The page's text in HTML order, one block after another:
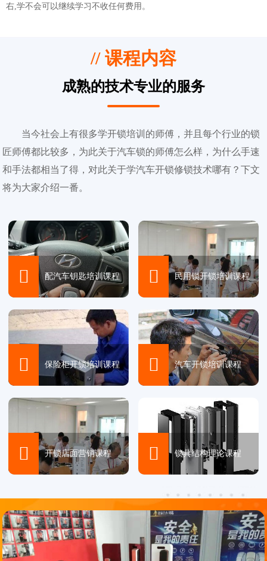
右,学不会可以继续学习不收任何费用。
// 课程内容
成熟的技术专业的服务
当今社会上有很多学开锁培训的师傅，并且每个行业的锁
匠师傅都比较多，为此关于汽车锁的师傅怎么样，为什么手速
和手法都相当了得，对此关于学汽车开锁修锁技术哪有？下文
将为大家介绍一番。
 配汽车钥匙培训课程  民用锁开锁培训课程
 保险柜开锁培训课程  汽车开锁培训课程
 开锁店面营销课程  锁具结构理论课程